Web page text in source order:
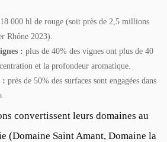
000 hl de rouge (soit près de 2,5 millions
Rhône 2023).
: plus de 40% des vignes ont plus de 40
et la profondeur aromatique.
: près de 50% des surfaces sont engagées dans
convertissent leurs domaines au
(Domaine Saint Amant, Domaine la